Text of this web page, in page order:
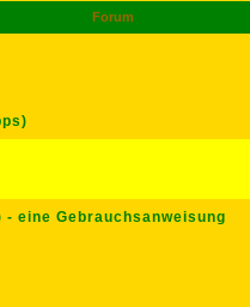
Forum
eine Gebrauchsanweisung